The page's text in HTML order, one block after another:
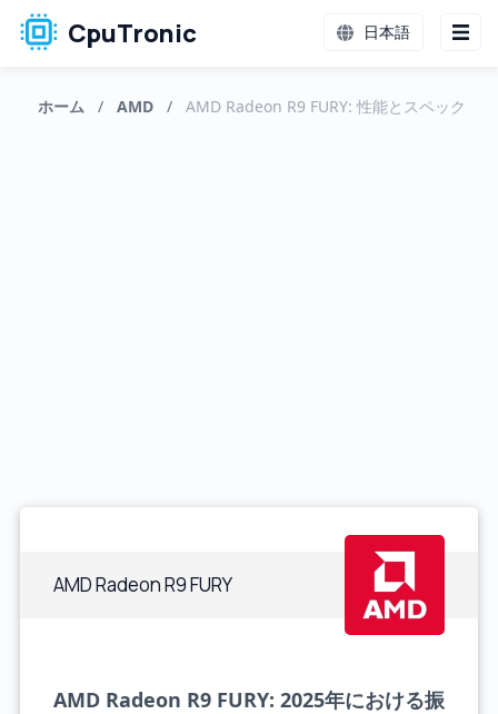
CpuTronic 日本語
ホーム / AMD / AMD Radeon R9 FURY: 性能とスペック
AMD Radeon R9 FURY
AMD Radeon R9 FURY: 2025年における振